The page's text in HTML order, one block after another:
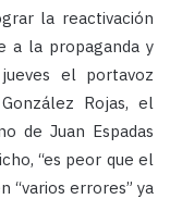
la reactivación
a la propaganda y
el portavoz
Rojas, el
de Juan Espadas
“es peor que el
“varios errores” ya